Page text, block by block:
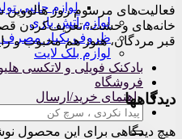
لوازم جانبی
لوازم آتش بازی
ظروف یکبار مصرف
لوازم بلک لایت
بادکنک فویلی و لاتکسی
فروشگاه
راهنمای خرید/ارسال
جستجو
برای:
فعالیت‌های مرسوم روز هالووین
خانه‌های وحشت، تعریف‌کردن
قبر مردگان، هنوز هم محبوب و
دیدگاهها
هیچ دیدگاهی برای این محصول